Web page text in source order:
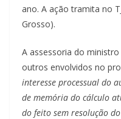
ano. A ação tramita no
Grosso).
A assessoria do
outros envolvidos no
interesse processual do
de memória do cálculo
do feito sem resolução